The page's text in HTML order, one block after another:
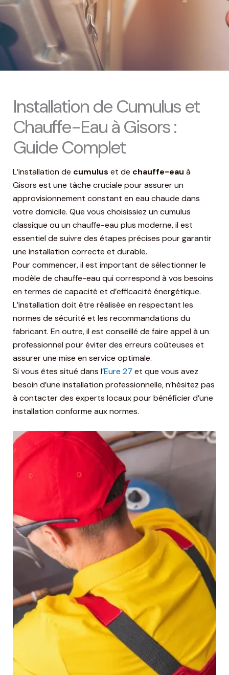
Installation de Cumulus et
Chauffe-Eau à Gisors :
Guide Complet
L’installation de cumulus et de chauffe-eau à
Gisors est une tâche cruciale pour assurer un
approvisionnement constant en eau chaude dans
votre domicile. Que vous choisissiez un cumulus
classique ou un chauffe-eau plus moderne, il est
essentiel de suivre des étapes précises pour garantir
une installation correcte et durable.
Pour commencer, il est important de sélectionner le
modèle de chauffe-eau qui correspond à vos besoins
en termes de capacité et d’efficacité énergétique.
L’installation doit être réalisée en respectant les
normes de sécurité et les recommandations du
fabricant. En outre, il est conseillé de faire appel à un
professionnel pour éviter des erreurs coûteuses et
assurer une mise en service optimale.
Si vous êtes situé dans l’Eure 27 et que vous avez
besoin d’une installation professionnelle, n’hésitez pas
à contacter des experts locaux pour bénéficier d’une
installation conforme aux normes.